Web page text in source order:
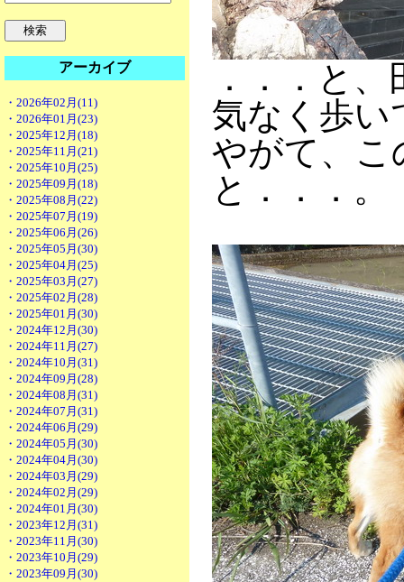
アーカイブ
・2026年02月(11)
・2026年01月(23)
・2025年12月(18)
・2025年11月(21)
・2025年10月(25)
・2025年09月(18)
・2025年08月(22)
・2025年07月(19)
・2025年06月(26)
・2025年05月(30)
・2025年04月(25)
・2025年03月(27)
・2025年02月(28)
・2025年01月(30)
・2024年12月(30)
・2024年11月(27)
・2024年10月(31)
・2024年09月(28)
・2024年08月(31)
・2024年07月(31)
・2024年06月(29)
・2024年05月(30)
・2024年04月(30)
・2024年03月(29)
・2024年02月(29)
・2024年01月(30)
・2023年12月(31)
・2023年11月(30)
・2023年10月(29)
・2023年09月(30)
．．．と
気なく歩い
やがて、こ
と．．．。